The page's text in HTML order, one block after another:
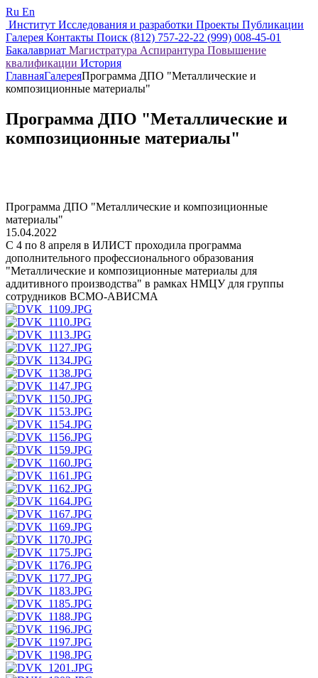
Ru En
Институт Исследования и разработки Проекты Публикации
Галерея Контакты Поиск (812) 757-22-22 (999) 008-45-01
Бакалавриат Магистратура Аспирантура Повышение
квалификации История
ГлавнаяГалереяПрограмма ДПО "Металлические и
композиционные материалы"
Программа ДПО "Металлические и
композиционные материалы"
Программа ДПО "Металлические и композиционные
материалы"
15.04.2022
С 4 по 8 апреля в ИЛИСТ проходила программа
дополнительного профессионального образования
"Металлические и композиционные материалы для
аддитивного производства" в рамках НМЦУ для группы
сотрудников ВСМО-АВИСМА